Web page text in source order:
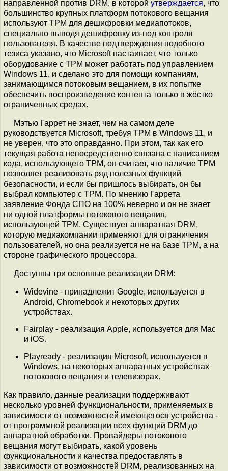
направленной против DRM, в которой утверждается, что
большинство крупных платформ потокового вещания
используют TPM для дешифровки медиапотоков,
специально выводя дешифровку из-под контроля
пользователя. В качестве подтверждения подобного
тезиса указано, что Microsoft настаивает, что только
оборудование с TPM может работать под управлением
Windows 11, и сделано это для помощи компаниям,
занимающимся потоковым вещанием, в их попытке
обеспечить воспроизведение контента только в жёстко
ограниченных средах.
Мэтью Гаррет не знает, чем на самом деле
руководствуется Microsoft, требуя TPM в Windows 11, и
не уверен, что это оправданно. При этом, так как его
текущая работа непосредственно связана с написанием
кода, использующего TPM, он считает, что наличие TPM
позволяет реализовать ряд полезных функций
безопасности, и если бы пришлось выбирать, он бы
выбрал компьютер с TPM. По мнению Гаррета
заявление Фонда СПО на 100% неверно и он не знает
ни одной платформы потокового вещания,
использующей TPM. Существует аппаратная DRM,
которую медиакомпании применяют для ограничения
пользователей, но она реализуется не на базе TPM, а на
стороне графического процессора.
Доступны три основные реализации DRM:
Widevine - принадлежит Google, используется в
Android, Chromebook и некоторых других
устройствах.
Fairplay - реализация Apple, используется для Mac
и iOS.
Playready - реализация Microsoft, используется в
Windows, на некоторых аппаратных устройствах
потокового вещания и телевизорах.
Как правило, данные реализации поддерживают
несколько уровней функциональности, применяемых в
зависимости от возможностей имеющегося устройства -
от программной реализации всех функций DRM до
аппаратной обработки. Провайдеры потокового
вещания могут выбирать, какой уровень
функциональности и качества предоставлять в
зависимости от возможностей DRM, реализованных на